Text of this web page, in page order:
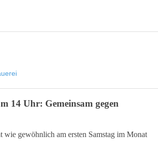
14 Uhr: Gemeinsam gegen
gewöhnlich am ersten Samstag im Monat